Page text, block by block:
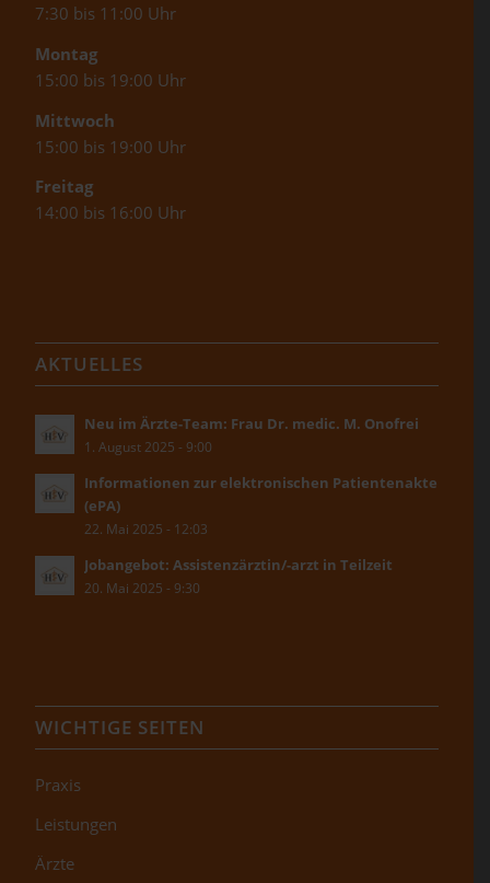
7:30 bis 11:00 Uhr
Montag
15:00 bis 19:00 Uhr
Mittwoch
15:00 bis 19:00 Uhr
Freitag
14:00 bis 16:00 Uhr
AKTUELLES
Neu im Ärzte-Team: Frau Dr. medic. M. Onofrei
1. August 2025 - 9:00
Informationen zur elektronischen Patientenakte
(ePA)
22. Mai 2025 - 12:03
Jobangebot: Assistenzärztin/-arzt in Teilzeit
20. Mai 2025 - 9:30
WICHTIGE SEITEN
Praxis
Leistungen
Ärzte